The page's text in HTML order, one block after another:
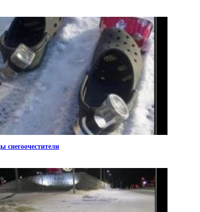
снегоочестители